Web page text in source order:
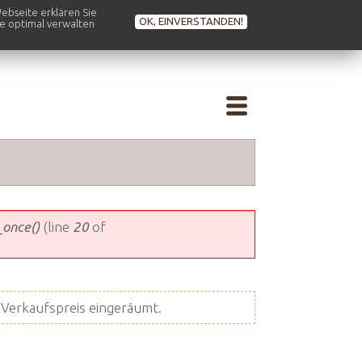
erklären Sie
optimal verwalten
OK, EINVERSTANDEN!
(line 20of
eingeräumt.